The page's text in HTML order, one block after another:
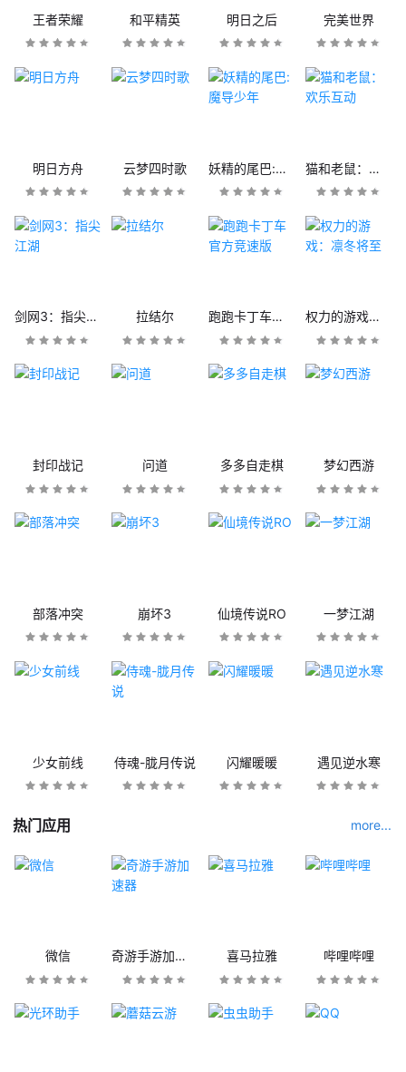
王者荣耀 和平精英 明日之后 完美世界
明日方舟 云梦四时歌 妖精的尾巴:魔导少年 猫和老鼠：欢乐互动
剑网3：指尖江湖 拉结尔 跑跑卡丁车官方竞速版 权力的游戏：凛冬将至
封印战记 问道 多多自走棋 梦幻西游
部落冲突 崩坏3 仙境传说RO 一梦江湖
少女前线 侍魂-胧月传说 闪耀暖暖 遇见逆水寒
热门应用 more...
微信 奇游手游加速器 喜马拉雅 哔哩哔哩